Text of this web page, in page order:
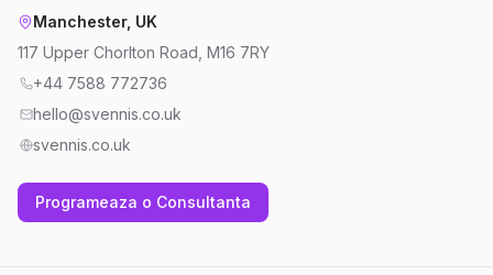
Manchester, UK
117 Upper Chorlton Road, M16 7RY
+44 7588 772736
hello@svennis.co.uk
svennis.co.uk
Programeaza o Consultanta